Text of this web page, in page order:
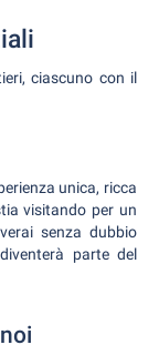
ciascuno con il
unica, ricca
visitando per un
senza dubbio
parte del